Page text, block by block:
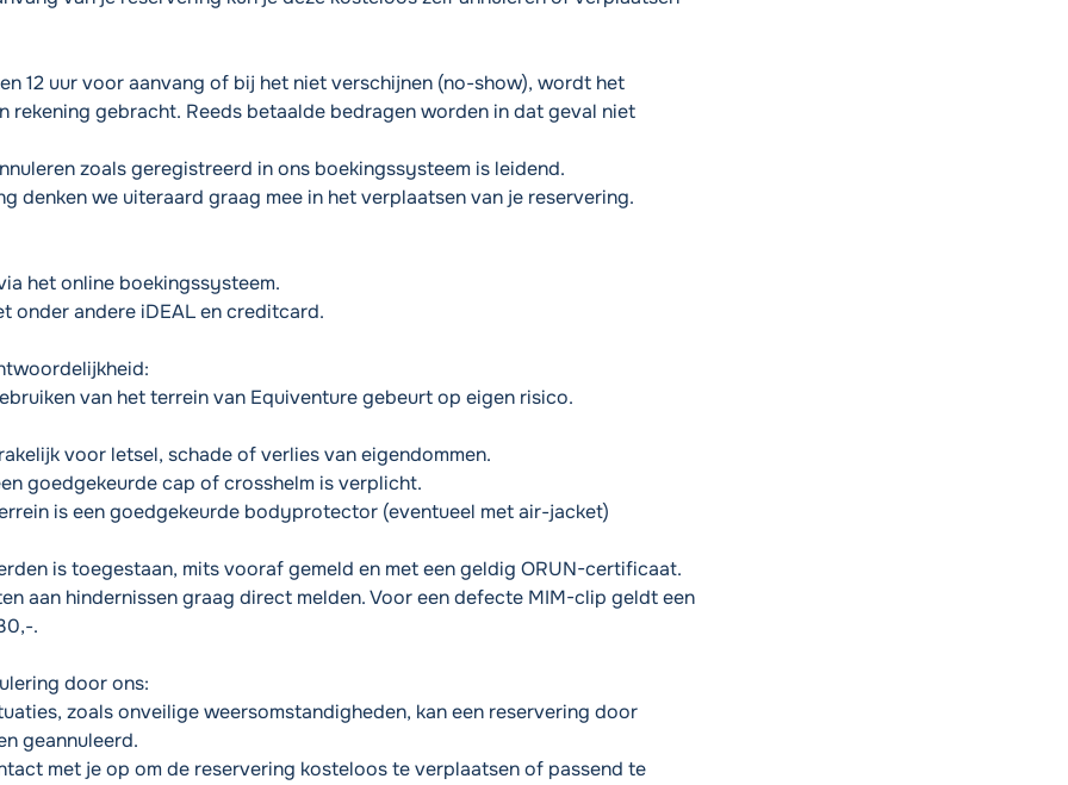
12 uur voor aanvang of bij het niet verschijnen (no-show), wordt het
rekening gebracht. Reeds betaalde bedragen worden in dat geval niet
zoals geregistreerd in ons boekingssysteem is leidend.
denken we uiteraard graag mee in het verplaatsen van je reservering.
het online boekingssysteem.
onder andere iDEAL en creditcard.
van het terrein van Equiventure gebeurt op eigen risico.
voor letsel, schade of verlies van eigendommen.
goedgekeurde cap of crosshelm is verplicht.
is een goedgekeurde bodyprotector (eventueel met air-jacket)
is toegestaan, mits vooraf gemeld en met een geldig ORUN-certificaat.
aan hindernissen graag direct melden. Voor een defecte MIM-clip geldt een
.
door ons:
zoals onveilige weersomstandigheden, kan een reservering door
geannuleerd.
met je op om de reservering kosteloos te verplaatsen of passend te